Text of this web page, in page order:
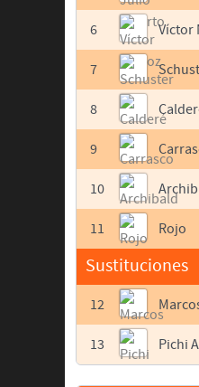
6 Víctor
7
8
9
10
11 Rojo
Sustituciones
12
13 Pichi